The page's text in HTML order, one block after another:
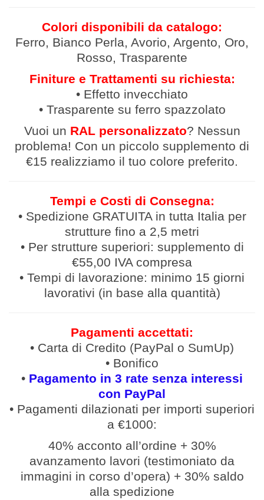
Colori disponibili da catalogo:
Ferro, Bianco Perla, Avorio, Argento, Oro,
Rosso, Trasparente
Finiture e Trattamenti su richiesta:
• Effetto invecchiato
• Trasparente su ferro spazzolato
Vuoi un RAL personalizzato? Nessun
problema! Con un piccolo supplemento di
€15 realizziamo il tuo colore preferito.
Tempi e Costi di Consegna:
• Spedizione GRATUITA in tutta Italia per
strutture fino a 2,5 metri
• Per strutture superiori: supplemento di
€55,00 IVA compresa
• Tempi di lavorazione: minimo 15 giorni
lavorativi (in base alla quantità)
Pagamenti accettati:
• Carta di Credito (PayPal o SumUp)
• Bonifico
• Pagamento in 3 rate senza interessi
con PayPal
• Pagamenti dilazionati per importi superiori
a €1000:
40% acconto all’ordine + 30%
avanzamento lavori (testimoniato da
immagini in corso d’opera) + 30% saldo
alla spedizione